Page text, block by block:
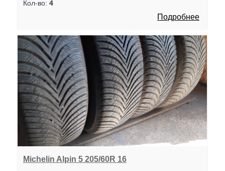
Кол-во: 4
Подробнее
Michelin Alpin 5 205/60R 16